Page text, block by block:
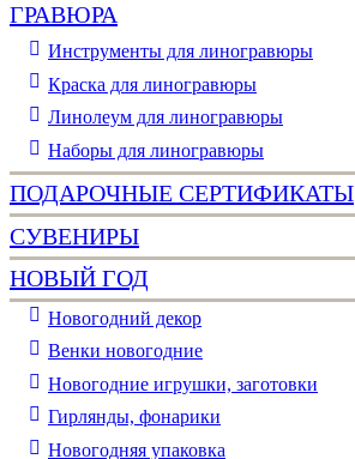
ГРАВЮРА
Инструменты для линогравюры
Краска для линогравюры
Линолеум для линогравюры
Наборы для линогравюры
ПОДАРОЧНЫЕ СЕРТИФИКАТЫ
СУВЕНИРЫ
НОВЫЙ ГОД
Новогодний декор
Венки новогодние
Новогодние игрушки, заготовки
Гирлянды, фонарики
Новогодняя упаковка